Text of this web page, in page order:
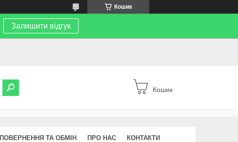
Кошик
Залишити відгук
Кошик
ПОВЕРНЕННЯ ТА ОБМІН ПРО НАС КОНТАКТИ